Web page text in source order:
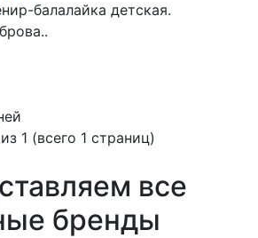
балалайка детская.
1 (всего 1 страниц)
все
бренды